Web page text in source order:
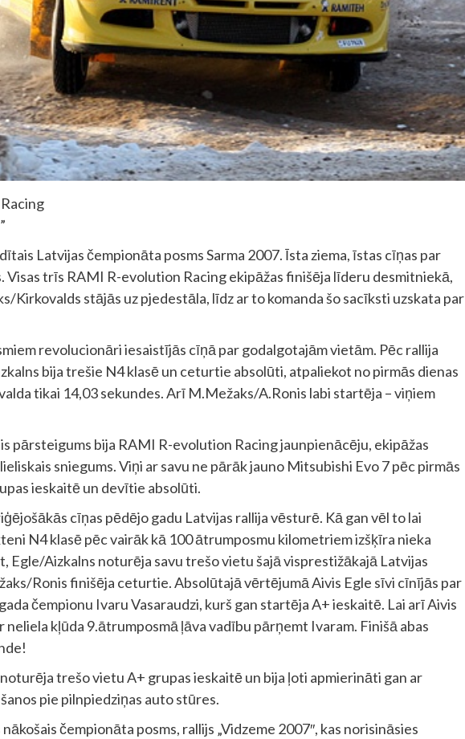
Latvijas čempionāta posms Sarma 2007. Īsta ziema, īstas cīņas par
Visas trīs RAMI R-evolution Racing ekipāžas finišēja līderu desmitniekā,
Kirkovalds stājās uz pjedestāla, līdz ar to komanda šo sacīksti uzskata par
revolucionāri iesaistījās cīņā par godalgotajām vietām. Pēc rallija
bija trešie N4 klasē un ceturtie absolūti, atpaliekot no pirmās dienas
tikai 14,03 sekundes. Arī M.Mežaks/A.Ronis labi startēja – viņiem
pārsteigums bija RAMI R-evolution Racing jaunpienācēju, ekipāžas
sniegums. Viņi ar savu ne pārāk jauno Mitsubishi Evo 7 pēc pirmās
ieskaitē un devītie absolūti.
cīņas pēdējo gadu Latvijas rallija vēsturē. Kā gan vēl to lai
N4 klasē pēc vairāk kā 100 ātrumposmu kilometriem izšķīra nieka
Egle/Aizkalns noturēja savu trešo vietu šajā visprestižākajā Latvijas
Ronis finišēja ceturtie. Absolūtajā vērtējumā Aivis Egle sīvi cīnījās par
čempionu Ivaru Vasaraudzi, kurš gan startēja A+ ieskaitē. Lai arī Aivis
neliela kļūda 9.ātrumposmā ļāva vadību pārņemt Ivaram. Finišā abas
trešo vietu A+ grupas ieskaitē un bija ļoti apmierināti gan ar
pie pilnpiedziņas auto stūres.
čempionāta posms, rallijs „Vidzeme 2007″, kas norisināsies